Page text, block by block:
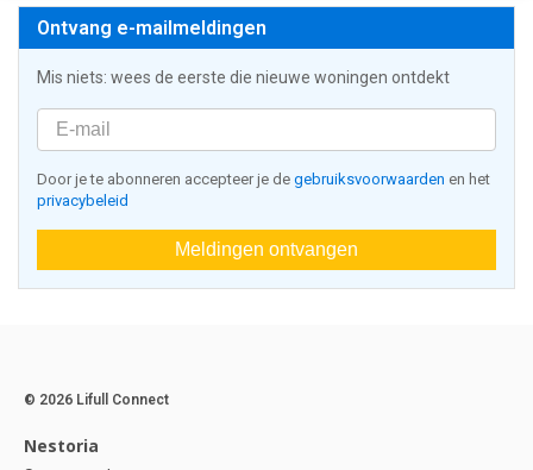
Ontvang e-mailmeldingen
Mis niets: wees de eerste die nieuwe woningen ontdekt
Door je te abonneren accepteer je de gebruiksvoorwaarden en het
privacybeleid
Meldingen ontvangen
© 2026 Lifull Connect
Nestoria